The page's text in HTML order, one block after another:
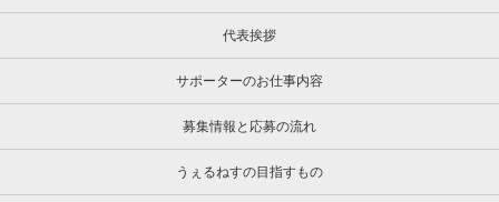
代表挨拶
サポーターのお仕事内容
募集情報と応募の流れ
うぇるねすの目指すもの